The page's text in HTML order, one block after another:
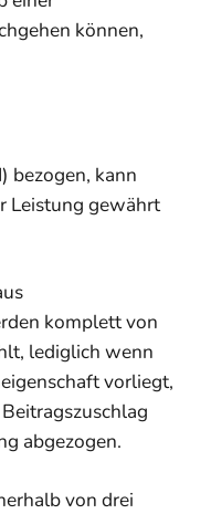
können,
bezogen, kann
Leistung gewährt
komplett von
lediglich wenn
vorliegt,
abgezogen.
von drei